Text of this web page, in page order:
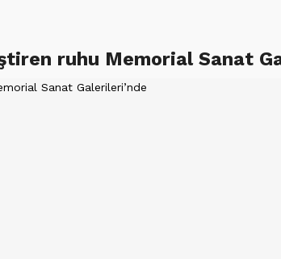
ruhu Memorial Sanat